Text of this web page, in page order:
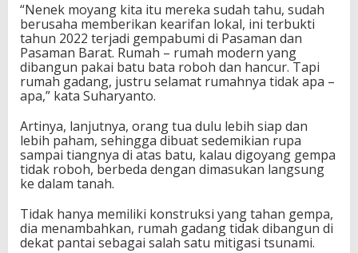
“Nenek moyang kita itu mereka sudah tahu, sudah
berusaha memberikan kearifan lokal, ini terbukti
tahun 2022 terjadi gempabumi di Pasaman dan
Pasaman Barat. Rumah – rumah modern yang
dibangun pakai batu bata roboh dan hancur. Tapi
rumah gadang, justru selamat rumahnya tidak apa –
apa,” kata Suharyanto.
Artinya, lanjutnya, orang tua dulu lebih siap dan
lebih paham, sehingga dibuat sedemikian rupa
sampai tiangnya di atas batu, kalau digoyang gempa
tidak roboh, berbeda dengan dimasukan langsung
ke dalam tanah.
Tidak hanya memiliki konstruksi yang tahan gempa,
dia menambahkan, rumah gadang tidak dibangun di
dekat pantai sebagai salah satu mitigasi tsunami.